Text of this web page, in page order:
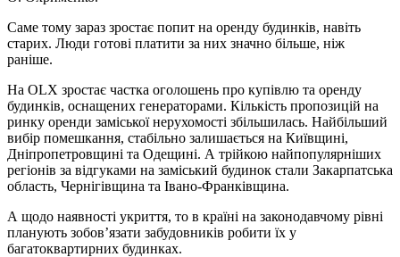
Саме тому зараз зростає попит на оренду будинків, навіть
старих. Люди готові платити за них значно більше, ніж
раніше.
На OLX зростає частка оголошень про купівлю та оренду
будинків, оснащених генераторами. Кількість пропозицій на
ринку оренди заміської нерухомості збільшилась. Найбільший
вибір помешкання, стабільно залишається на Київщині,
Дніпропетровщині та Одещині. А трійкою найпопулярніших
регіонів за відгуками на заміський будинок стали Закарпатська
область, Чернігівщина та Івано-Франківщина.
А щодо наявності укриття, то в країні на законодавчому рівні
планують зобов’язати забудовників робити їх у
багатоквартирних будинках.